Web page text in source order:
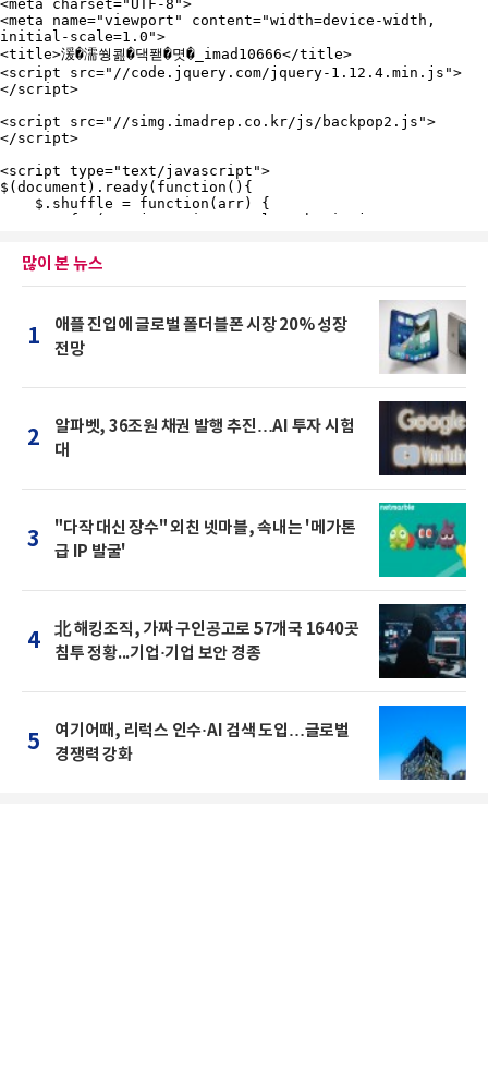
많이 본 뉴스
1
애플 진입에 글로벌 폴더블폰 시장 20% 성장
전망
2
알파벳, 36조원 채권 발행 추진…AI 투자 시험
대
3
"다작 대신 장수" 외친 넷마블, 속내는 '메가톤
급 IP 발굴'
4
北 해킹조직, 가짜 구인공고로 57개국 1640곳
침투 정황...기업·기업 보안 경종
5
여기어때, 리럭스 인수·AI 검색 도입…글로벌
경쟁력 강화